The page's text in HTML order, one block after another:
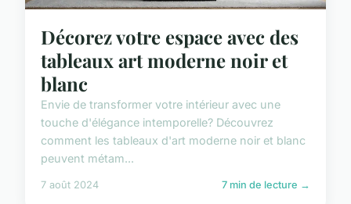
Décorez votre espace avec des
tableaux art moderne noir et
blanc
Envie de transformer votre intérieur avec une
touche d'élégance intemporelle? Découvrez
comment les tableaux d'art moderne noir et blanc
peuvent métam...
7 août 2024 7 min de lecture →